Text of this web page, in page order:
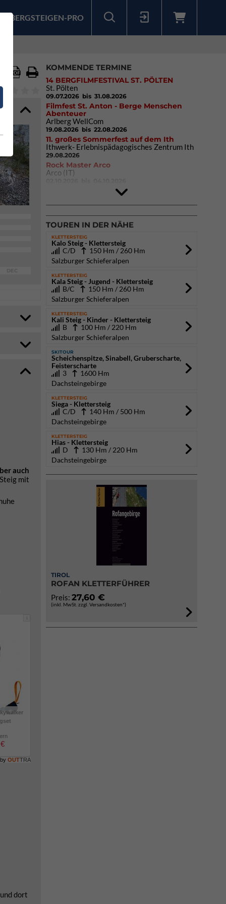
BERGSTEIGEN-PRO
auch
mit
i
OUTTRA
dort
KOMMENDE TERMINE
14 BERGFILMFESTIVAL ST. PÖLTEN
St. Pölten
09.07.2026 bis 31.08.2026
Filmfest St. Anton - Berge Menschen
Abenteuer
Arlberg WellCom
19.08.2026 bis 22.08.2026
11. großes Sommerfest auf dem Ith
Ithwerk- Erlebnispädagogisches Zentrum Ith
29.08.2026
Rock Master Arco
Arco (IT)
9. Eiskletter Festival Osttirol
08.01.2027bis 10.01.2027
TOUREN IN DER NÄHE
KLETTERSTEIG
Kalo Steig - Klettersteig
C/D
150 Hm / 260 Hm
Salzburger Schieferalpen
KLETTERSTEIG
Kala Steig - Jugend - Klettersteig
B/C
150 Hm / 260 Hm
Salzburger Schieferalpen
KLETTERSTEIG
Kali Steig - Kinder - Klettersteig
B
100 Hm / 220 Hm
Salzburger Schieferalpen
SKITOUR
Scheichenspitze, Sinabell, Gruberscharte,
Feisterscharte
3
1600 Hm
Dachsteingebirge
KLETTERSTEIG
Siega - Klettersteig
C/D
140 Hm / 500 Hm
Dachsteingebirge
KLETTERSTEIG
Hias - Klettersteig
D
130 Hm / 220 Hm
Dachsteingebirge
TIROL
ROFAN KLETTERFÜHRER
Preis: 27,60 €
(inkl. MwSt. zzgl. Versandkosten*)